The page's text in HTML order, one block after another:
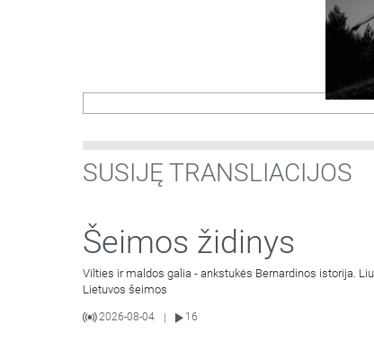
SUSIJĘ TRANSLIACIJOS
Šeimos židinys
Vilties ir maldos galia - ankstukės Bernardinos istorija.
Lietuvos šeimos
2026-08-04 16